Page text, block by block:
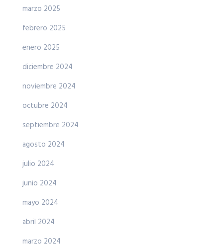
marzo 2025
febrero 2025
enero 2025
diciembre 2024
noviembre 2024
octubre 2024
septiembre 2024
agosto 2024
julio 2024
junio 2024
mayo 2024
abril 2024
marzo 2024